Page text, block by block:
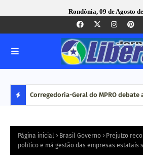
Rondônia, 09 de Agosto
S
ação Corregedoria-Geral do MPRO
congresso nacional
Página inicial Brasil Governo
Prejuízo
político e má gestão das empresas estatais